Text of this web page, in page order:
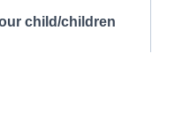
child/children